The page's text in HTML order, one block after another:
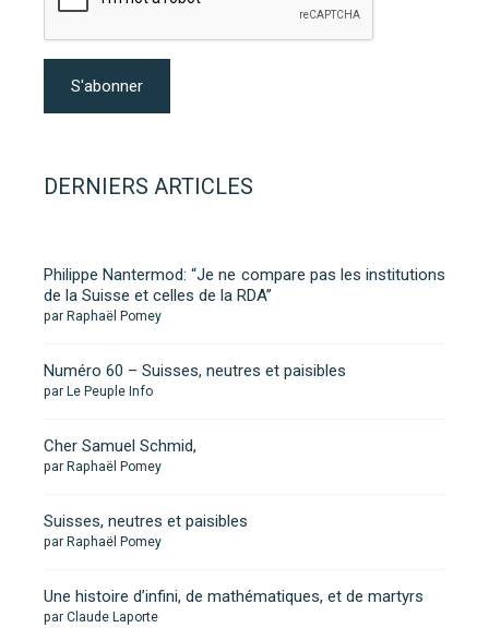
DERNIERS ARTICLES
Philippe Nantermod: “Je ne compare pas les institutions
de la Suisse et celles de la RDA”
par Raphaël Pomey
Numéro 60 – Suisses, neutres et paisibles
par Le Peuple Info
Cher Samuel Schmid,
par Raphaël Pomey
Suisses, neutres et paisibles
par Raphaël Pomey
Une histoire d’infini, de mathématiques, et de martyrs
par Claude Laporte